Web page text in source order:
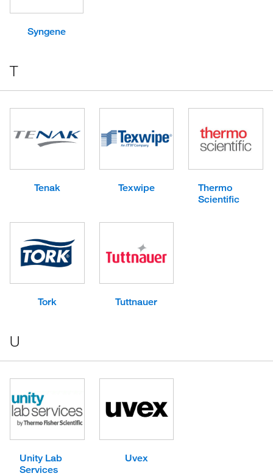
Syngene
T
Tenak Texwipe
Thermo
Scientific
Tork Tuttnauer
U
Unity Lab
Services
Uvex